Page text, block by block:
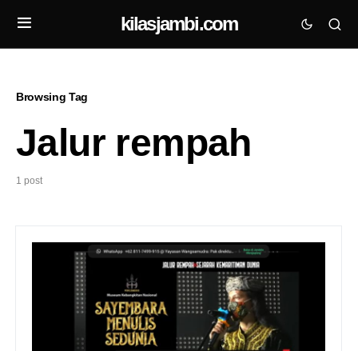
kilasjambi.com
Browsing Tag
Jalur rempah
1 post